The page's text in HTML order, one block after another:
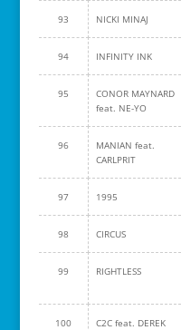
93 NICKI MINAJ
94 INFINITY INK
95
CONOR MAYNARD
feat. NE-YO
96
MANIAN feat.
CARLPRIT
97 1995
98 CIRCUS
99 RIGHTLESS
100
C2C feat. DEREK